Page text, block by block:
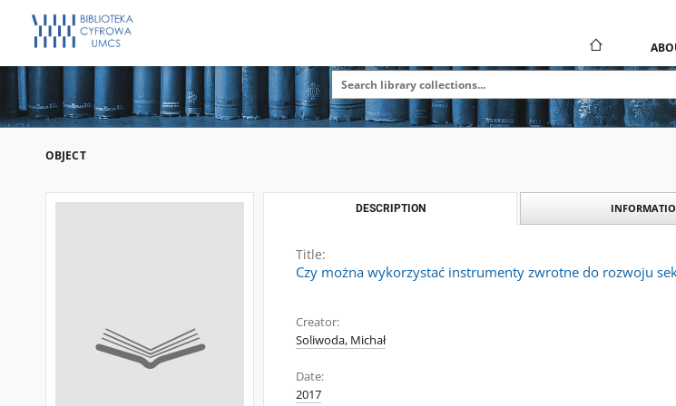
OBJECT
DESCRIPTION
Title:
Czy można wykorzystać instrumenty zwrotne do rozwoju
Creator:
Soliwoda, Michał
Date:
2017